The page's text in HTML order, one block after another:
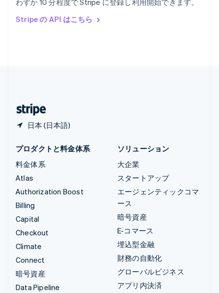
わずか 10 分程度で Stripe に登録し利用開始できます。
Stripe の API はこちら
日本 (日本語)
DeutschEnglish
English
プロダクトと料金体系
料金体系
Atlas
Authorization Boost
Billing
Capital
Checkout
Climate
Connect
暗号資産
Data Pipeline
ソリューション
大企業
スタートアップ
エージェンティックコマ
ース
暗号資産
E-コマース
埋込型金融
財務の自動化
グローバルビジネス
アプリ内決済